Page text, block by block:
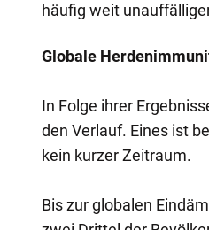
häufig weit
Globale
In Folge ihrer
den Verlauf. Eines ist
kein kurzer Zeitraum.
Bis zur globalen